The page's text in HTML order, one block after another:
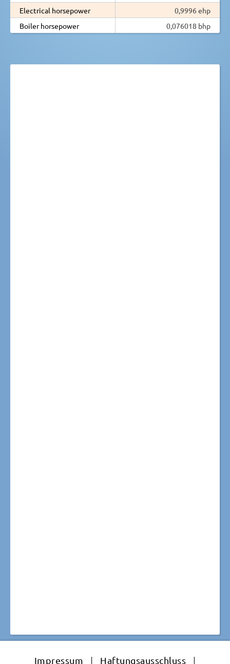
Electrical horsepower
0,9996 ehp
Boiler horsepower
0,076018 bhp
Impressum | Haftungsausschluss |